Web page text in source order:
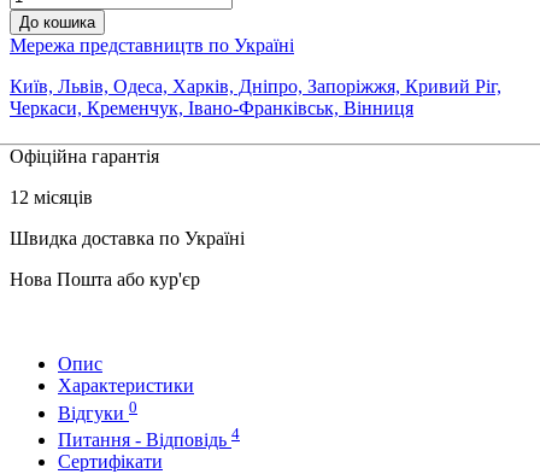
До кошика
Мережа представництв по Україні
Київ, Львів, Одеса, Харків, Дніпро, Запоріжжя, Кривий Ріг,
Черкаси, Кременчук, Івано-Франківськ, Вінниця
Офіційна гарантія
12 місяців
Швидка доставка по Україні
Нова Пошта або кур'єр
Опис
Характеристики
Відгуки 0
Питання - Відповідь 4
Сертифікати